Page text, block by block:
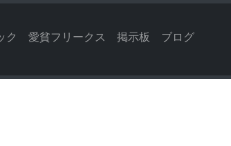
ク 愛貧フリークス 掲示板 ブログ